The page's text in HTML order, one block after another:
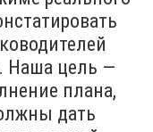
Наша цель —
плана,
дать